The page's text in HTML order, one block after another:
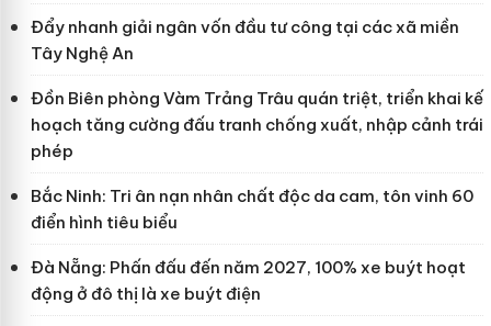
Đẩy nhanh giải ngân vốn đầu tư công tại các xã miền
Tây Nghệ An
Đồn Biên phòng Vàm Trảng Trâu quán triệt, triển khai kế
hoạch tăng cường đấu tranh chống xuất, nhập cảnh trái
phép
Bắc Ninh: Tri ân nạn nhân chất độc da cam, tôn vinh 60
điển hình tiêu biểu
Đà Nẵng: Phấn đấu đến năm 2027, 100% xe buýt hoạt
động ở đô thị là xe buýt điện